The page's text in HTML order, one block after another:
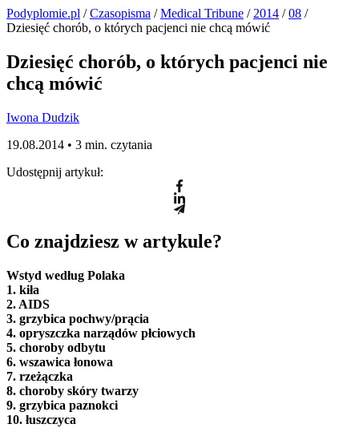
Podyplomie.pl /Czasopisma /Medical Tribune / 2014 /08 /
Dziesięć chorób, o których pacjenci nie chcą mówić
Dziesięć chorób, o których pacjenci nie
chcą mówić
Iwona Dudzik
19.08.2014 • 3 min. czytania
Udostępnij artykuł:
Co znajdziesz w artykule?
Wstyd według Polaka
1. kiła
2. AIDS
3. grzybica pochwy/prącia
4. opryszczka narządów płciowych
5. choroby odbytu
6. wszawica łonowa
7. rzeżączka
8. choroby skóry twarzy
9. grzybica paznokci
10. łuszczyca